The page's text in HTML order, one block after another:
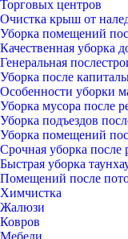
Торговых центров
Очистка крыш от
Уборка помещений
Качественная уборка
Генеральная
Уборка после
Особенности уборки
Уборка мусора после
Уборка подъездов
Уборка помещений
Срочная уборка после
Быстрая уборка
Помещений после
Химчистка
Жалюзи
Ковров
Мебели